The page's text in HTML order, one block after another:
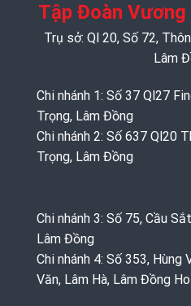
Tập Đoàn
Trụ sở: Ql 20, Số 72,
Lâm
Chi nhánh 1: Số 37 Ql27
Trọng, Lâm Đồng
Chi nhánh 2: Số 637 Ql20
Trọng, Lâm Đồng
Chi nhánh 3: Số 75, Cầu
Lâm Đồng
Chi nhánh 4: Số 353,
Văn, Lâm Hà, Lâm Đồng